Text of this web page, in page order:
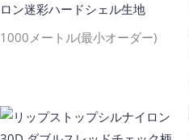
ロン迷彩ハードシェル生地
1000メートル(最小オーダー)